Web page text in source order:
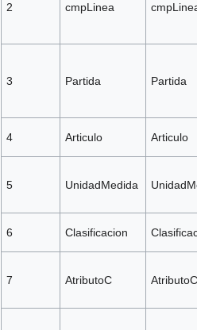
2 cmpLinea
3 Partida Partida
4 Articulo Articulo
5 UnidadMedida
6 Clasificacion
7 AtributoC AtributoC